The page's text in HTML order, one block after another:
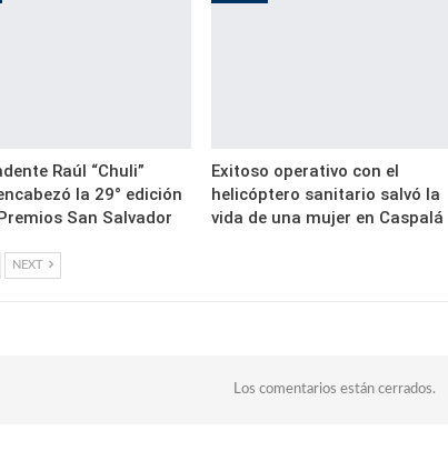
Raúl “Chuli”
la 29° edición
San Salvador
Exitoso operativo con el
helicóptero sanitario salvó la
vida de una mujer en Caspalá
NEXT
Los comentarios están cerrados.